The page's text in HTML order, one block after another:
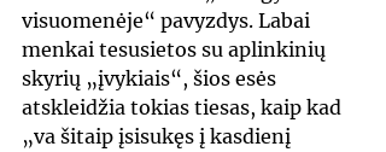
visuomenėje“ pavyzdys. Labai
menkai tesusietos su aplinkinių
skyrių „įvykiais“, šios esės
atskleidžia tokias tiesas, kaip kad
„va šitaip įsisukęs į kasdienį